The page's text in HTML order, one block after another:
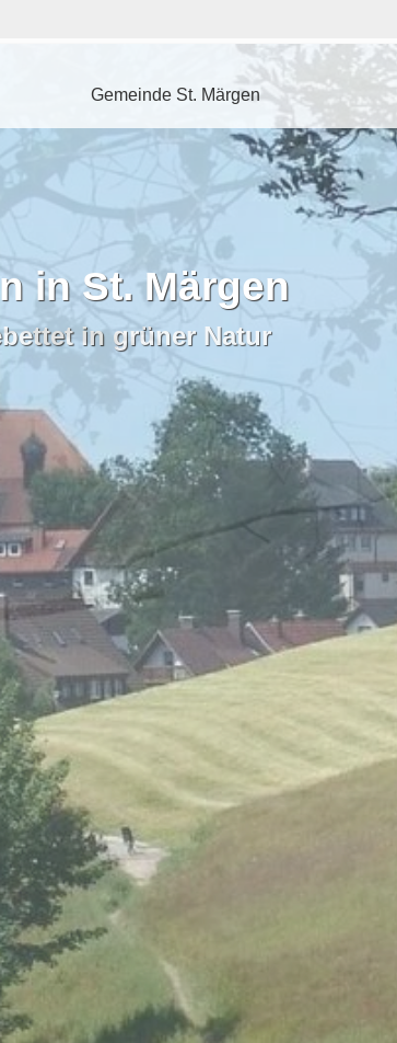
Gemeinde St. Märgen
in St. Märgen